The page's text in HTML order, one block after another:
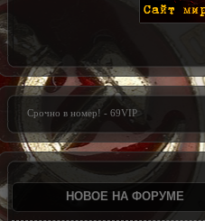
Срочно в номер! - 69VIP
НОВОЕ НА ФОРУМЕ